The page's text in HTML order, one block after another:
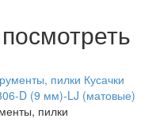
пилки